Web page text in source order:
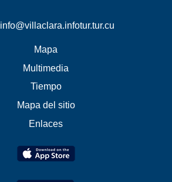
info@villaclara.infotur.tur.cu
Mapa
Multimedia
Tiempo
Mapa del sitio
Enlaces